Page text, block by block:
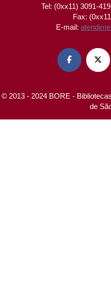
Tel: (0xx11) 3091-
Fax:
E-mail:
 
© 2013 - 2024 BORE -
de